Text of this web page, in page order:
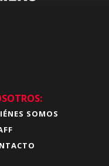
SOMOS